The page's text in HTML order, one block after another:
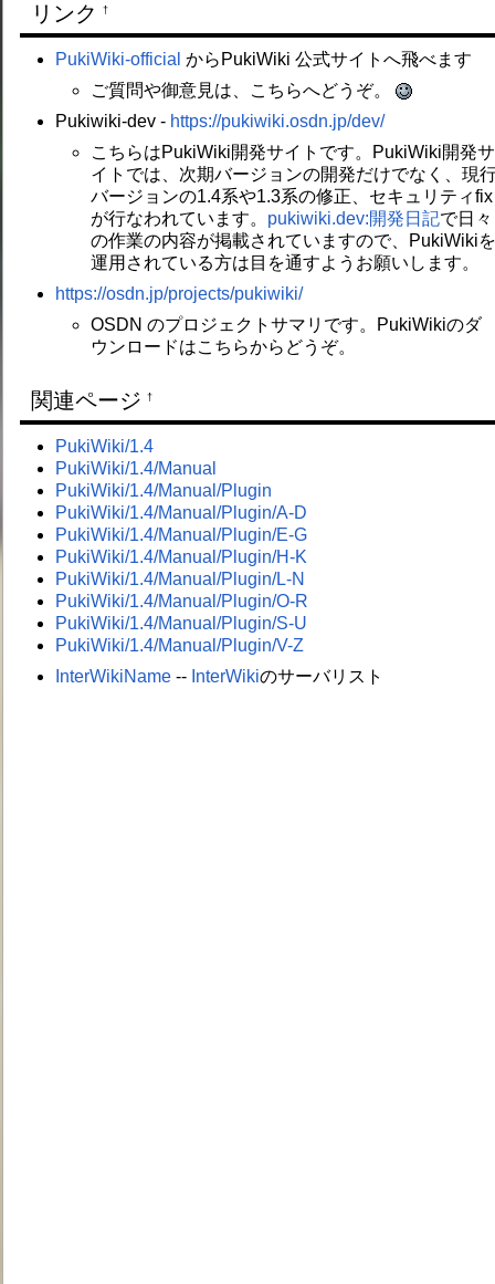
リンク †
PukiWiki-official からPukiWiki 公式サイトへ飛べます
ご質問や御意見は、こちらへどうぞ。
Pukiwiki-dev - https://pukiwiki.osdn.jp/dev/
こちらはPukiWiki開発サイトです。PukiWiki開発サ
イトでは、次期バージョンの開発だけでなく、現
バージョンの1.4系や1.3系の修正、セキュリティfix
が行なわれています。 pukiwiki.dev:開発日記で日々
の作業の内容が掲載されていますので、PukiWiki
運用されている方は目を通すようお願いします。
https://osdn.jp/projects/pukiwiki/
OSDN のプロジェクトサマリです。PukiWikiのダ
ウンロードはこちらからどうぞ。
関連ページ †
PukiWiki/1.4
PukiWiki/1.4/Manual
PukiWiki/1.4/Manual/Plugin
PukiWiki/1.4/Manual/Plugin/A-D
PukiWiki/1.4/Manual/Plugin/E-G
PukiWiki/1.4/Manual/Plugin/H-K
PukiWiki/1.4/Manual/Plugin/L-N
PukiWiki/1.4/Manual/Plugin/O-R
PukiWiki/1.4/Manual/Plugin/S-U
PukiWiki/1.4/Manual/Plugin/V-Z
InterWikiName -- InterWikiのサーバリスト